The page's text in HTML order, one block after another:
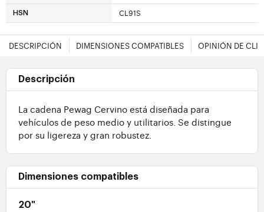
HSN CL91S
DESCRIPCIÓN DIMENSIONES COMPATIBLES OPINIÓN DE
Descripción
La cadena Pewag Cervino está diseñada para
vehículos de peso medio y utilitarios. Se distingue
por su ligereza y gran robustez.
Dimensiones compatibles
20"